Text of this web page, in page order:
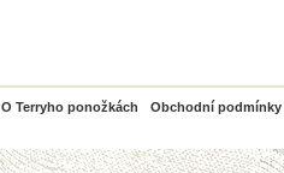
O Terryho ponožkách Obchodní podmínky
PayPal